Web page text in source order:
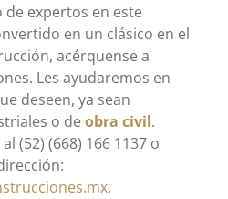
de expertos en este
en un clásico en el
acérquense a
Les ayudaremos en
deseen, ya sean
o de obra civil.
(52) (668) 166 1137 o
.